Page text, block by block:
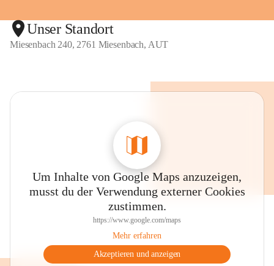
Unser Standort
Miesenbach 240, 2761 Miesenbach, AUT
Um Inhalte von Google Maps anzuzeigen,
musst du der Verwendung externer Cookies
zustimmen.
https://www.google.com/maps
Mehr erfahren
Akzeptieren und anzeigen